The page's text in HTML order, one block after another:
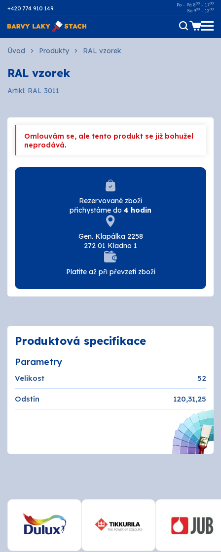
+420 774 910 149
Po - Pá 800 - 1700
So 900 - 1200
Dřevo
Kov
Malířské
Fasádní
Ostatní povrchy
AUTOMOTIVE
Technické kapaliny
Tmely a lepidla
Štětce, válečky, nářadí
ZNAČKY
Kamenná prodejna
Vzorníky
O nás
Úvod Produkty RAL vzorek
RAL vzorek
Artikl: RAL 3011
Omlouvám se, ale tento produkt se již bohužel
neprodává.
Rezervované zboží
přichystáme do 4 hodin
Gen. Klapálka 2258
272 01 Kladno 1
Platíte až při převzetí zboží
Produktová specifikace
Parametry
Velikost 52
Odstín 120,31,25